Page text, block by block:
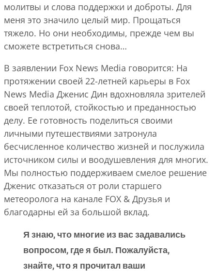
молитвы и слова поддержки и доброты. Для
меня это значило целый мир. Прощаться
тяжело. Но они необходимы, прежде чем вы
сможете встретиться снова…
В заявлении Fox News Media говорится: На
протяжении своей 22-летней карьеры в Fox
News Media Дженис Дин вдохновляла зрителей
своей теплотой, стойкостью и преданностью
делу. Ее готовность поделиться своими
личными путешествиями затронула
бесчисленное количество жизней и послужила
источником силы и воодушевления для многих.
Мы полностью поддерживаем смелое решение
Дженис отказаться от роли старшего
метеоролога на канале FOX & Друзья и
благодарны ей за большой вклад.
Я знаю, что многие из вас задавались
вопросом, где я был. Пожалуйста,
знайте, что я прочитал ваши